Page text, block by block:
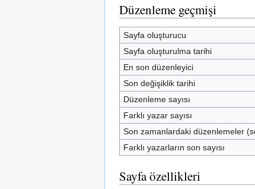
Düzenleme geçmişi
Sayfa oluşturucu
Sayfa oluşturulma tarihi
En son düzenleyici
Son değişiklik tarihi
Düzenleme sayısı
Farklı yazar sayısı
Son zamanlardaki düzenlemeler
Farklı yazarların son sayısı
Sayfa özellikleri